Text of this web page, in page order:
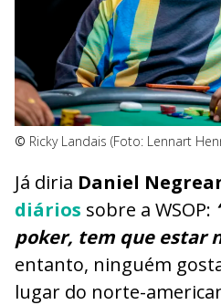
© Ricky Landais (Foto: Lennart
Já diria Daniel
diários sobre a WSOP:
poker, tem que estar
entanto, ninguém
lugar do norte-